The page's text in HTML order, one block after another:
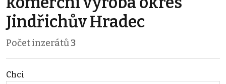
Jindřichův Hradec
Počet inzerátů3
Chci